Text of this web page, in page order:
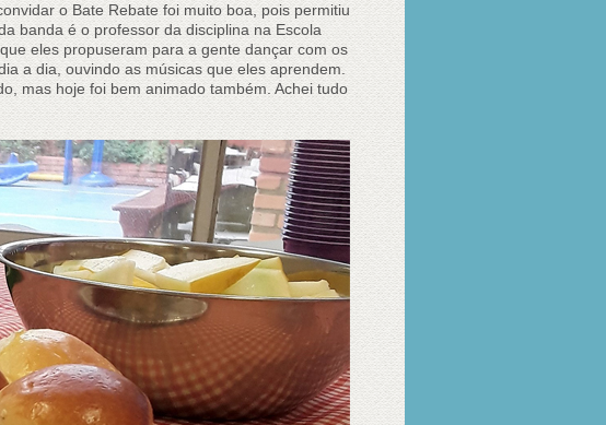
o Bate Rebate foi muito boa, pois permitiu
banda é o professor da disciplina na Escola
eles propuseram para a gente dançar com os
a dia, ouvindo as músicas que eles aprendem.
mas hoje foi bem animado também. Achei tudo